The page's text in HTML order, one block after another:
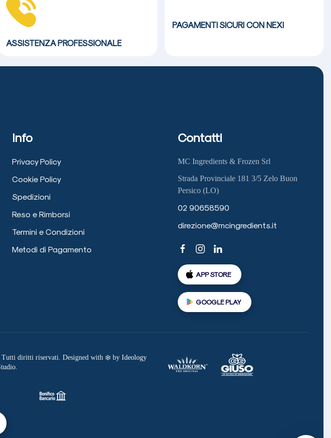
ASSISTENZAPROFESSIONALE
PAGAMENTI SICURI CON NEXI
Info
Privacy Policy
Cookie Policy
Spedizioni
Reso e Rimborsi
Termini e Condizioni
Metodi di Pagamento
Contatti
MC Ingredients & Frozen Srl
Strada Provinciale 181 3/5 Zelo Buon
Persico (LO)
02 90658590
direzione@mcingredients.it
APP STORE
GOOGLE PLAY
Tutti diritti riservati. Designed with ❄️ by Ideology